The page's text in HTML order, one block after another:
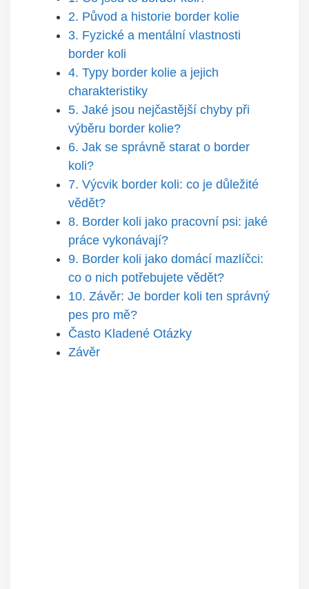
2. Původ a historie border kolie
3. Fyzické a mentální vlastnosti
border koli
4. Typy border kolie a jejich
charakteristiky
5. Jaké jsou nejčastější chyby při
výběru border kolie?
6. Jak se správně starat o border
koli?
7. Výcvik border koli: co je důležité
vědět?
8. Border koli jako pracovní psi: jaké
práce vykonávají?
9. Border koli jako domácí mazlíčci:
co o nich potřebujete vědět?
10. Závěr: Je border koli ten správný
pes pro mě?
Často Kladené Otázky
Závěr